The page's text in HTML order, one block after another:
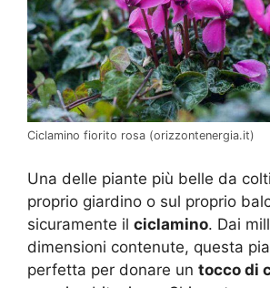
Ciclamino fiorito rosa (orizzontenergia.it)
Una delle piante più belle da
proprio giardino o sul proprio
sicuramente il ciclamino. Dai
dimensioni contenute, questa
perfetta per donare un tocco di